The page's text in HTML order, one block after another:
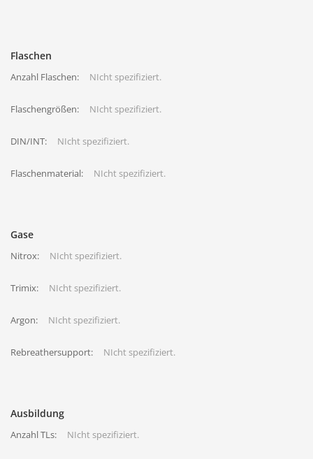
Flaschen
Anzahl Flaschen: NIcht spezifiziert.
Flaschengrößen: NIcht spezifiziert.
DIN/INT: NIcht spezifiziert.
Flaschenmaterial: NIcht spezifiziert.
Gase
Nitrox: NIcht spezifiziert.
Trimix: NIcht spezifiziert.
Argon: NIcht spezifiziert.
Rebreathersupport: NIcht spezifiziert.
Ausbildung
Anzahl TLs: NIcht spezifiziert.